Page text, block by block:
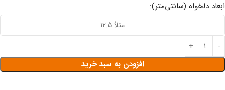
ابعاد دلخواه (سانتی‌متر):
افزودن به سبد خرید